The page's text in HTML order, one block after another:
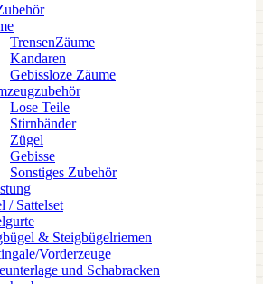
TrensenZäume
Kandaren
Gebissloze Zäume
Lose Teile
Stirnbänder
Zügel
Gebisse
Sonstiges Zubehör
/ Sattelset
& Steigbügelriemen
Vorderzeuge
und Schabracken